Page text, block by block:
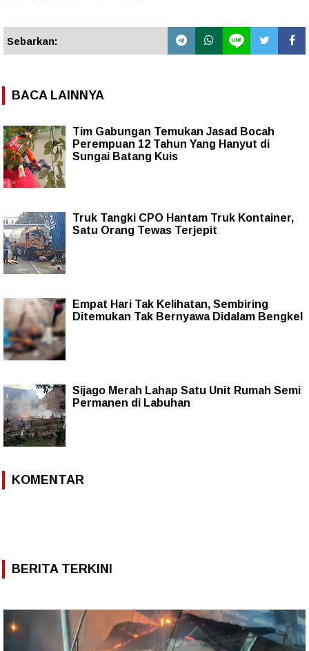
Sebarkan:
BACA LAINNYA
Tim Gabungan Temukan Jasad Bocah
Perempuan 12 Tahun Yang Hanyut di
Sungai Batang Kuis
Truk Tangki CPO Hantam Truk Kontainer,
Satu Orang Tewas Terjepit
Empat Hari Tak Kelihatan, Sembiring
Ditemukan Tak Bernyawa Didalam Bengkel
Sijago Merah Lahap Satu Unit Rumah Semi
Permanen di Labuhan
KOMENTAR
BERITA TERKINI